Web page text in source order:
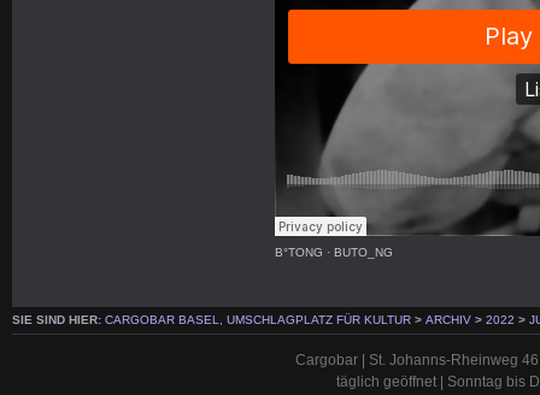
B°TONG ·BUTO_NG
SIE SIND HIER: CARGOBAR BASEL, UMSCHLAGPLATZ FÜR KULTUR > ARCHIV > 2022 >
Cargobar | St. Johanns-Rheinweg
täglich geöffnet | Sonntag bis